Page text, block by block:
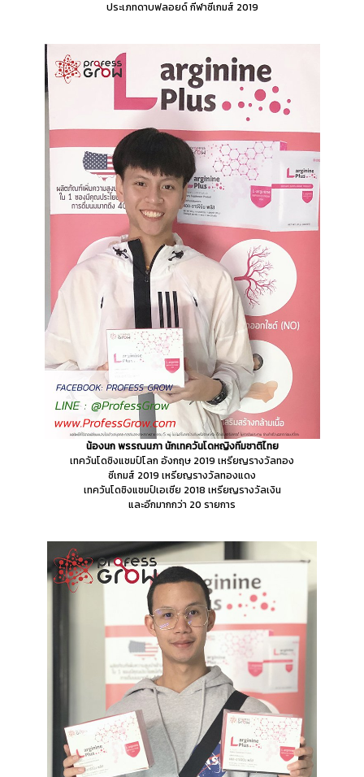
ประเภทดาบฟลอยด์ กีฬาซีเกมส์ 2019
น้องนก พรรณนภา นักเทควันโดหญิงทีมชาติไทย
เทควันโดชิงแชมป์โลก อังกฤษ 2019 เหรียญรางวัลทอง
ซีเกมส์ 2019 เหรียญรางวัลทองแดง
เทควันโดชิงแชมป์เอเชีย 2018 เหรียญรางวัลเงิน
และอีกมากกว่า 20 รายการ